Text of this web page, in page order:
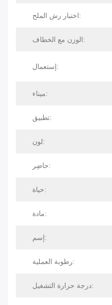
اختبار رش الملح:
الوزن مع الخطاف:
إستعمال:
ميناء:
تطبيق:
لون:
حاضِر:
حياة:
مادة:
إسم:
رطوبة العملية:
درجة حرارة التشغيل: